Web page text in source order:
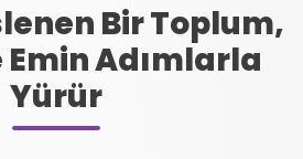
Bir Toplum,
Emin Adımlarla
Yürür